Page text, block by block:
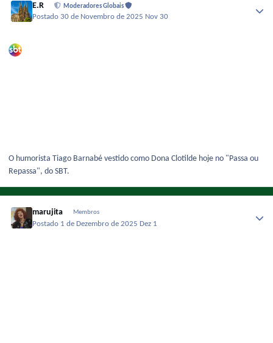
E.R Moderadores Globais
Postado 30 de Novembro de 2025 Nov 30
O humorista Tiago Barnabé vestido como Dona Clotilde hoje no "Passa ou
Repassa", do SBT.
marujita Membros
Postado 1 de Dezembro de 2025 Dez 1